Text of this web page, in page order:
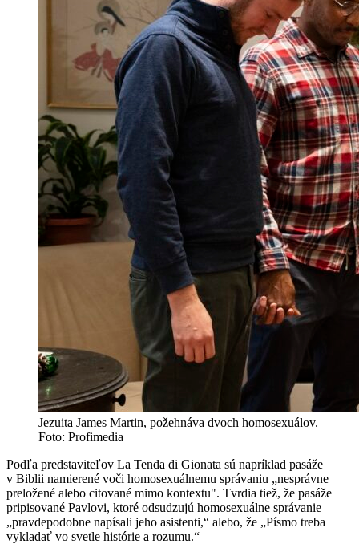
Jezuita James Martin, požehnáva dvoch homosexuálov.
Foto: Profimedia
Podľa predstaviteľov La Tenda di Gionata sú napríklad pasáže
v Biblii namierené voči homosexuálnemu správaniu „nesprávne
preložené alebo citované mimo kontextu". Tvrdia tiež, že pasáže
pripisované Pavlovi, ktoré odsudzujú homosexuálne správanie
„pravdepodobne napísali jeho asistenti,“ alebo, že „Písmo treba
vykladať vo svetle histórie a rozumu.“